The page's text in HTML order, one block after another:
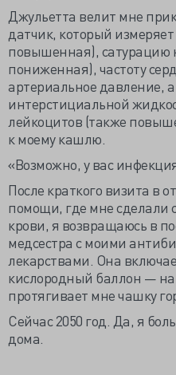
Джульетта велит мне
датчик, который
повышенная), сатурацию
пониженная), частоту
артериальное давление,
интерстициальной
лейкоцитов (также
к моему кашлю.
«Возможно, у вас
После краткого визита в
помощи, где мне сделали
крови, я возвращаюсь в
медсестра с моими
лекарствами. Она
кислородный баллон —
протягивает мне чашку
Сейчас 2050 год. Да, я
дома.